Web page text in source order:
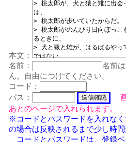
本文：
名前：
名前
ん。自由につけてください。
コード：
パス：
あとのページで入れられます。
※コードとパスワードを入れな
の場合は反映されるまで少し時間
コードとパスワードは、 登録